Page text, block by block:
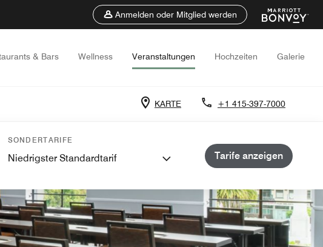
Anmelden oder Mitglied werden
& Bars Wellness Veranstaltungen Hochzeiten Galerie
KARTE +1 415-397-7000
SONDERTARIFE
Niedrigster Standardtarif Tarife anzeigen